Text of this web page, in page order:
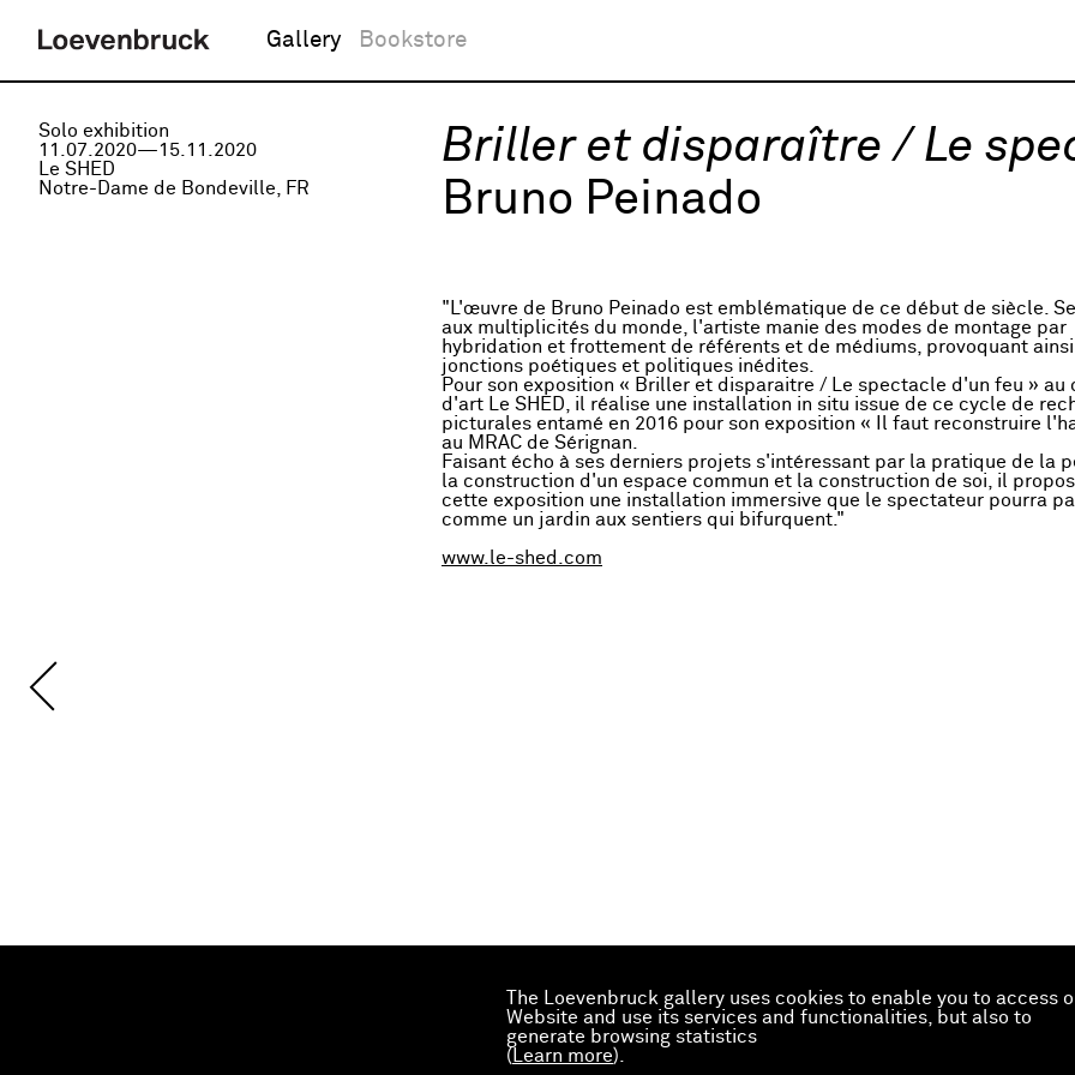
The Loevenbruck gallery uses cookies to enable you to access
Website and use its services and functionalities, but also to
generate browsing statistics
( Learn more).
Gallery Bookstore
Solo exhibition
11.07.2020—15.11.2020
Le SHED
Notre-Dame de Bondeville, FR
Briller et disparaître / Le
Bruno Peinado
"L'œuvre de Bruno Peinado est emblématique de ce début de siècle.
aux multiplicités du monde, l'artiste manie des modes de montage par
hybridation et frottement de référents et de médiums, provoquant
jonctions poétiques et politiques inédites.
Pour son exposition « Briller et disparaitre / Le spectacle d'un feu » au
d'art Le SHED, il réalise une installation in situ issue de ce cycle de
picturales entamé en 2016 pour son exposition « Il faut reconstruire
au MRAC de Sérignan.
Faisant écho à ses derniers projets s'intéressant par la pratique de la
la construction d'un espace commun et la construction de soi, il
cette exposition une installation immersive que le spectateur pourra
comme un jardin aux sentiers qui bifurquent."
www.le-shed.com